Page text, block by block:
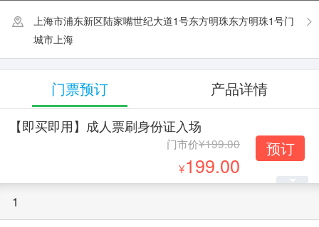
上海市浦东新区陆家嘴世纪大道1号东方明珠东方明珠1号门
城市上海
门票预订 产品详情
【即买即用】成人票刷身份证入场
门市价 199.00
199.00
预订
1